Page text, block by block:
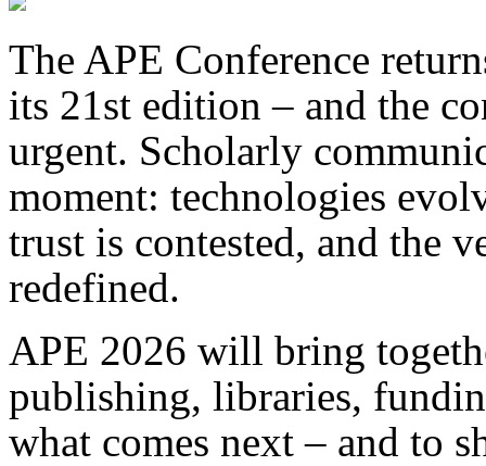
The APE Conference
its 21st edition – and the
urgent. Scholarly
moment: technologies
trust is contested, and the
redefined.
APE 2026 will bring
publishing, libraries,
what comes next – and to